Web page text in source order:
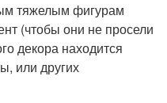
тяжелым фигурам
(чтобы они не просели
декора находится
или других